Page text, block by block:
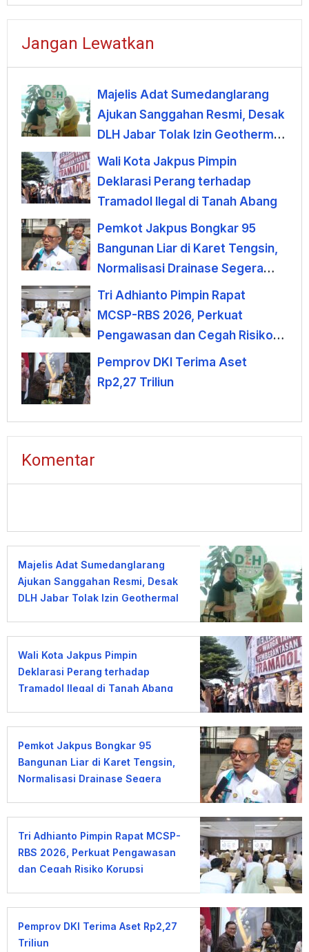
Jangan Lewatkan
Majelis Adat Sumedanglarang
Ajukan Sanggahan Resmi, Desak
DLH Jabar Tolak Izin Geothermal
Gunung Tampomas
Wali Kota Jakpus Pimpin
Deklarasi Perang terhadap
Tramadol Ilegal di Tanah Abang
Pemkot Jakpus Bongkar 95
Bangunan Liar di Karet Tengsin,
Normalisasi Drainase Segera
Dimulai
Tri Adhianto Pimpin Rapat
MCSP-RBS 2026, Perkuat
Pengawasan dan Cegah Risiko
Korupsi
Pemprov DKI Terima Aset
Rp2,27 Triliun
Komentar
Majelis Adat Sumedanglarang
Ajukan Sanggahan Resmi, Desak
DLH Jabar Tolak Izin Geothermal
Wali Kota Jakpus Pimpin
Deklarasi Perang terhadap
Tramadol Ilegal di Tanah Abang
Pemkot Jakpus Bongkar 95
Bangunan Liar di Karet Tengsin,
Normalisasi Drainase Segera
Tri Adhianto Pimpin Rapat MCSP-
RBS 2026, Perkuat Pengawasan
dan Cegah Risiko Korupsi
Pemprov DKI Terima Aset Rp2,27
Triliun